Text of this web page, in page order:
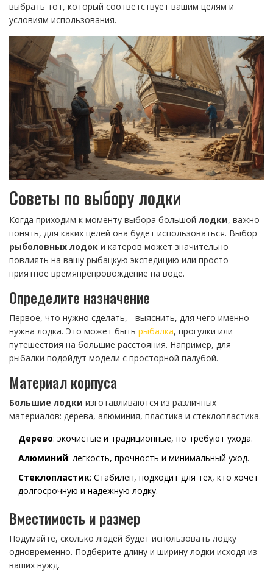
выбрать тот, который соответствует вашим целям и
условиям использования.
Советы по выбору лодки
Когда приходим к моменту выбора большой лодки, важно
понять, для каких целей она будет использоваться. Выбор
рыболовных лодок и катеров может значительно
повлиять на вашу рыбацкую экспедицию или просто
приятное времяпрепровождение на воде.
Определите назначение
Первое, что нужно сделать, - выяснить, для чего именно
нужна лодка. Это может быть рыбалка, прогулки или
путешествия на большие расстояния. Например, для
рыбалки подойдут модели с просторной палубой.
Материал корпуса
Большие лодки изготавливаются из различных
материалов: дерева, алюминия, пластика и стеклопластика.
Дерево: экочистые и традиционные, но требуют ухода.
Алюминий: легкость, прочность и минимальный уход.
Стеклопластик: Стабилен, подходит для тех, кто хочет
долгосрочную и надежную лодку.
Вместимость и размер
Подумайте, сколько людей будет использовать лодку
одновременно. Подберите длину и ширину лодки исходя из
ваших нужд.